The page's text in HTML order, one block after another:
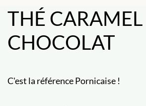
THÉ
CHOCOLAT
C'est la référence Pornicaise !